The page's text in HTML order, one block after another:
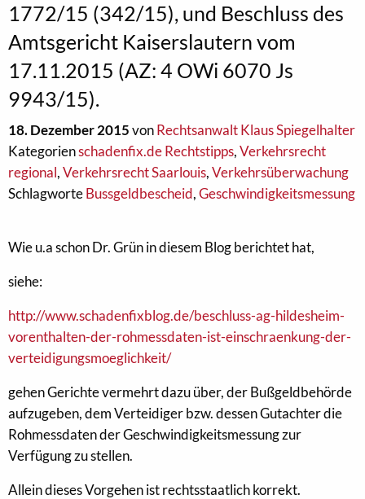
1772/15 (342/15), und Beschluss des
Amtsgericht Kaiserslautern vom
17.11.2015 (AZ: 4 OWi 6070 Js
9943/15).
18. Dezember 2015vonRechtsanwalt Klaus Spiegelhalter
Kategorienschadenfix.de Rechtstipps,Verkehrsrecht
regional,Verkehrsrecht Saarlouis,Verkehrsüberwachung
SchlagworteBussgeldbescheid,Geschwindigkeitsmessung
Wie u.a schon Dr. Grün in diesem Blog berichtet hat,
siehe:
http://www.schadenfixblog.de/beschluss-ag-hildesheim-
vorenthalten-der-rohmessdaten-ist-einschraenkung-der-
verteidigungsmoeglichkeit/
gehen Gerichte vermehrt dazu über, der Bußgeldbehörde
aufzugeben, dem Verteidiger bzw. dessen Gutachter die
Rohmessdaten der Geschwindigkeitsmessung zur
Verfügung zu stellen.
Allein dieses Vorgehen ist rechtsstaatlich korrekt.